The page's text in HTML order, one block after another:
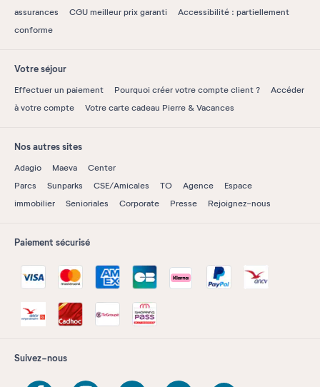
assurances
CGU meilleur prix garanti
Accessibilité : partiellement
conforme
Votre séjour
Effectuer un paiement Pourquoi créer votre compte client ?
Accéder
à votre compte
Votre carte cadeau Pierre & Vacances
Nos autres sites
Adagio Maeva
Center
Parcs
Sunparks CSE/Amicales TO Agence
Espace
immobilier
Senioriales Corporate Presse Rejoignez-nous
Paiement sécurisé
Suivez-nous